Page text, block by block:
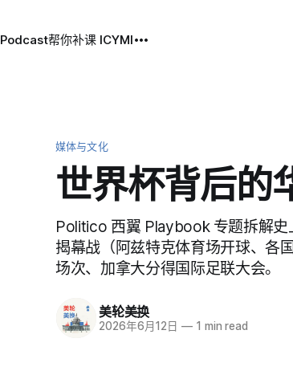
帮你补课 ICYMI
媒体与文化
世界杯背后的
Politico 西翼 Playbook 专题拆解
揭幕战（阿兹特克体育场开球、各
场次、加拿大分得国际足联大会。
美轮美换
2026年6月12日 — 1 min read